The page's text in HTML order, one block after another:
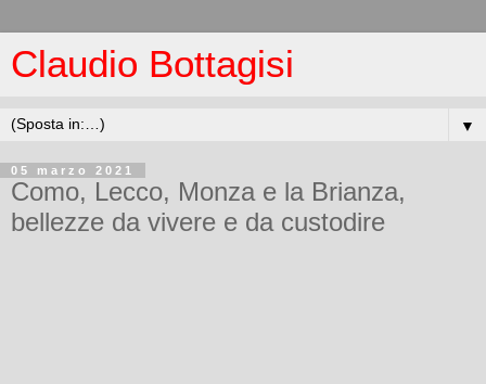
Claudio Bottagisi
▼
05 marzo 2021
Como, Lecco, Monza e la Brianza,
bellezze da vivere e da custodire